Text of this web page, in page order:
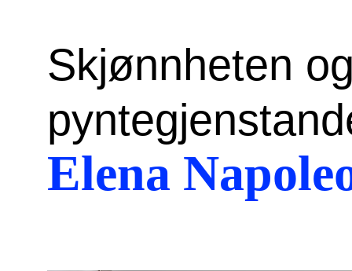
Skjønnheten
Elena